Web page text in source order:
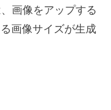
画像をアップする
画像サイズが生成